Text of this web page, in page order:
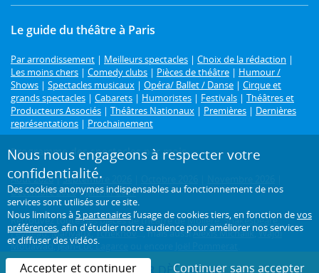
Le guide du théâtre à Paris
Par arrondissement | Meilleurs spectacles | Choix de la rédaction |
Les moins chers | Comedy clubs | Pièces de théâtre | Humour /
Shows | Spectacles musicaux | Opéra/ Ballet / Danse | Cirque et
grands spectacles | Cabarets | Humoristes | Festivals | Théâtres et
Producteurs Associés | Théâtres Nationaux | Premières | Dernières
représentations | Prochainement
Programme des spectacles par mois
Août 2026|Septembre 2026
Décembre 2026|Janvier 2027
Retrouvez toutes les pièces de théâtre deMolière,Shakespeare,
Feydeau,Marivaux,Tchekhov..., mais aussiAlexis Michalik,Wajdi
Mouawad,Jean-Luc Lagarce
Nous nous engageons à respecter votre
confidentialité.
Des cookies anonymes indispensables au fonctionnement de nos
services sont utilisés sur ce site.
Nous limitons à 5 partenaires l’usage de cookies tiers, en fonction devos
préférences, afin d'étudier notre audience pour améliorer nos services
et diffuser des vidéos.
Accepter et continuer Continuer sans accepter